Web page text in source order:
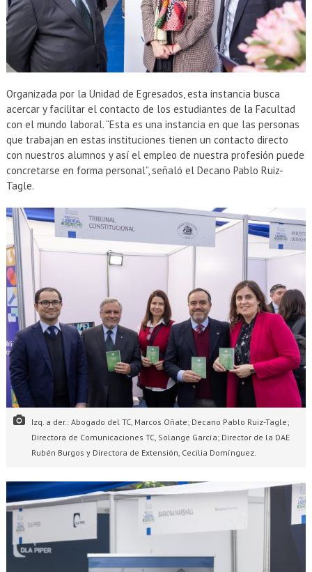
Organizada por la Unidad de Egresados, esta instancia busca
acercar y facilitar el contacto de los estudiantes de la Facultad
con el mundo laboral. “Esta es una instancia en que las personas
que trabajan en estas instituciones tienen un contacto directo
con nuestros alumnos y así el empleo de nuestra profesión puede
concretarse en forma personal”, señaló el Decano Pablo Ruiz-
Tagle.
Izq. a der.: Abogado del TC, Marcos Oñate; Decano Pablo Ruiz-Tagle;
Directora de Comunicaciones TC, Solange García; Director de la DAE
Rubén Burgos y Directora de Extensión, Cecilia Domínguez.